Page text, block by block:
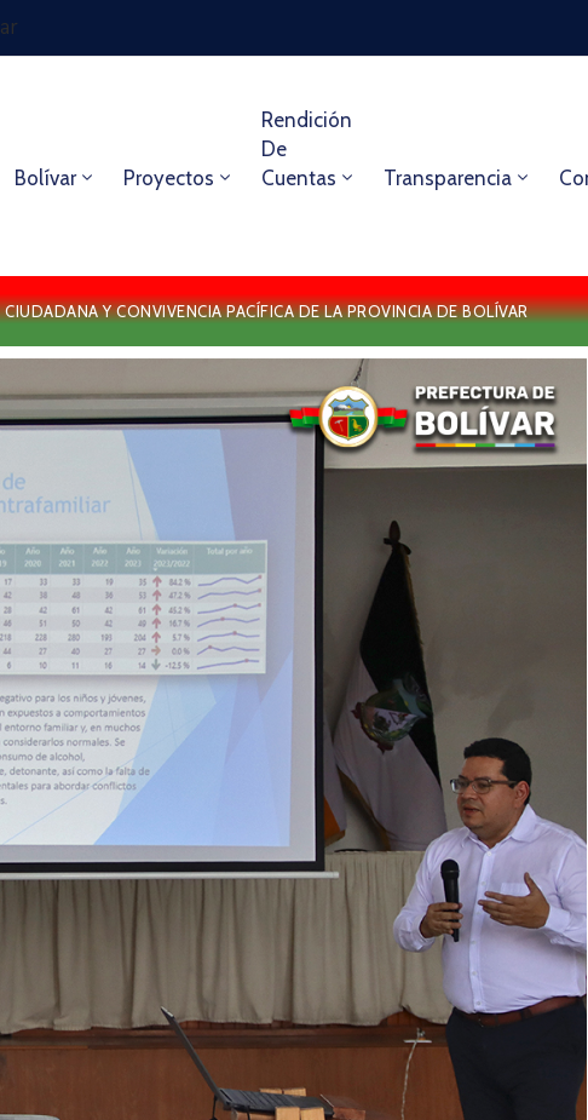
Bolívar Proyectos
Rendición
De
Cuentas
Transparencia
Y CONVIVENCIA PACÍFICA DE LA PROVINCIA DE BOLÍVAR